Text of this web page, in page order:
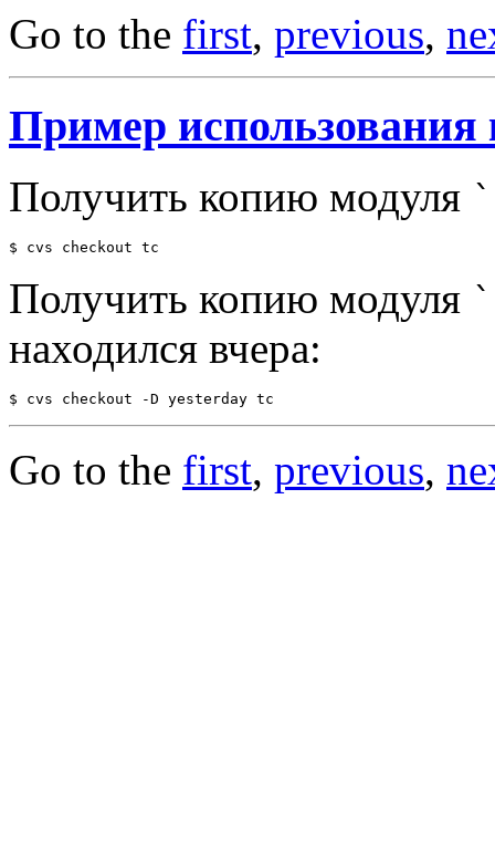
Go to the first, previous,
Пример
Получить копию модуля
Получить копию модуля
находился вчера:
Go to the first, previous,